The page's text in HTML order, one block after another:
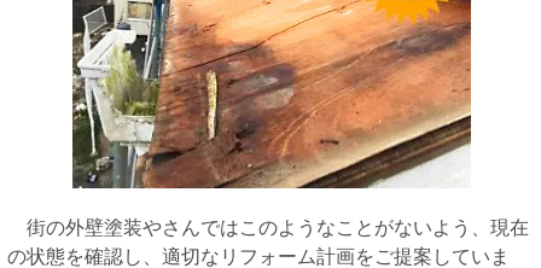
街の外壁塗装やさんではこのようなことがないよう、現在
の状態を確認し、適切なリフォーム計画をご提案していま